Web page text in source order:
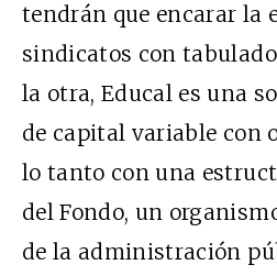
tendrán que encarar la
sindicatos con
la otra, Educal es una
de capital variable con
lo tanto con una
del Fondo, un
de la administración